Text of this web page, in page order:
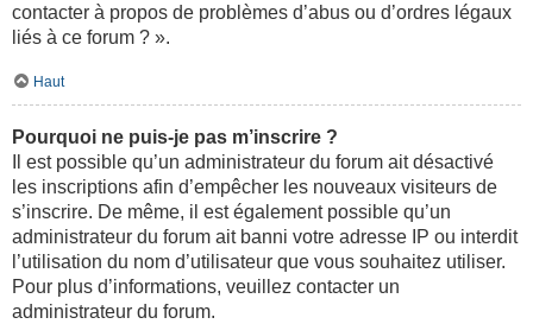
contacter à propos de problèmes d’abus ou d’ordres légaux
liés à ce forum ? ».
Haut
Pourquoi ne puis-je pas m’inscrire ?
Il est possible qu’un administrateur du forum ait désactivé
les inscriptions afin d’empêcher les nouveaux visiteurs de
s’inscrire. De même, il est également possible qu’un
administrateur du forum ait banni votre adresse IP ou interdit
l’utilisation du nom d’utilisateur que vous souhaitez utiliser.
Pour plus d’informations, veuillez contacter un
administrateur du forum.